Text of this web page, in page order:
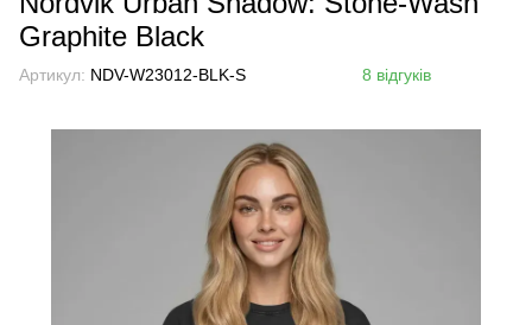
Graphite Black
Артикул: NDV-W23012-BLK-S 8 відгуків